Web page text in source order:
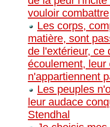
vouloir
Les corps,
matière, sont
de l'extérieur, ce
écoulement,
n'appartiennent
Les peuples
leur audace
Stendhal